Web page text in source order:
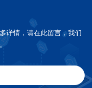
详情，请在此留言，我们